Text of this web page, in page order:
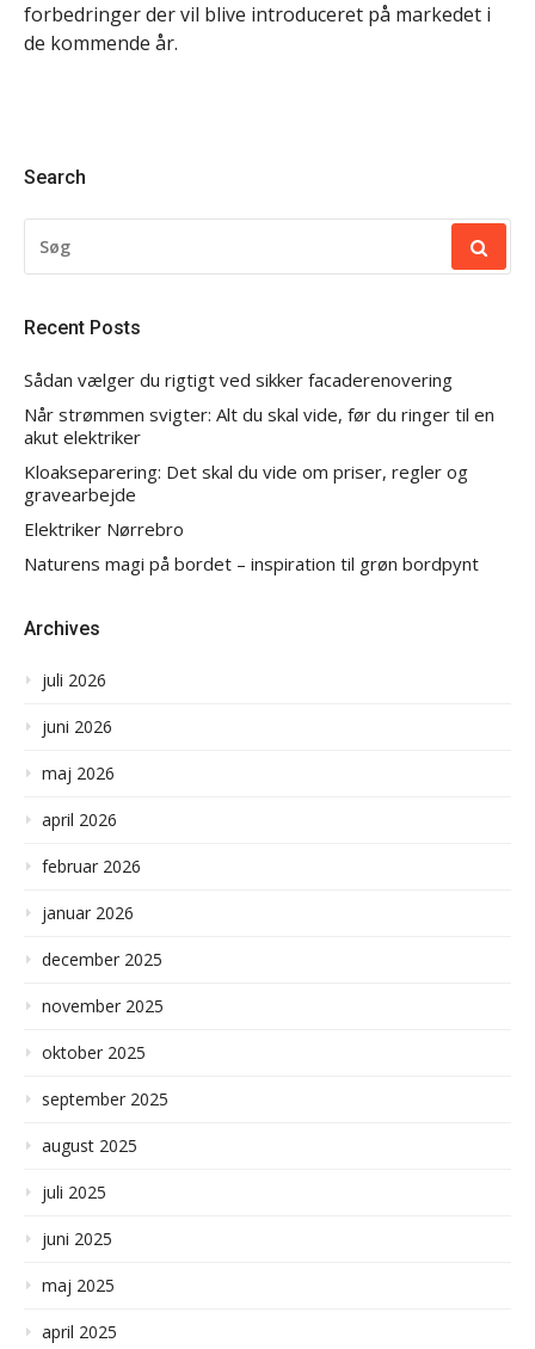
forbedringer der vil blive introduceret på markedet i
de kommende år.
Search
EFTER:
Recent Posts
Sådan vælger du rigtigt ved sikker facaderenovering
Når strømmen svigter: Alt du skal vide, før du ringer til en
akut elektriker
Kloakseparering: Det skal du vide om priser, regler og
gravearbejde
Elektriker Nørrebro
Naturens magi på bordet – inspiration til grøn bordpynt
Archives
juli 2026
juni 2026
maj 2026
april 2026
februar 2026
januar 2026
december 2025
november 2025
oktober 2025
september 2025
august 2025
juli 2025
juni 2025
maj 2025
april 2025